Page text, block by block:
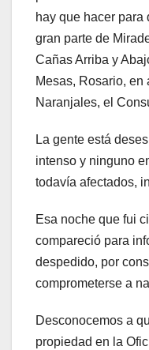
hay que hacer
gran parte de
Cañas Arriba y
Mesas, Rosario, en
Naranjales, el
La gente está
intenso y ninguno
todavía afectados,
Esa noche que fui
compareció para
despedido, por
comprometerse a
Desconocemos a
propiedad en la